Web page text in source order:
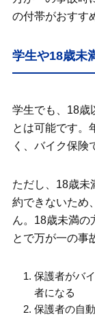
の付帯がおすす
学生や18歳未
学生でも、18歳
とは可能です。
く、バイク保険
ただし、18歳未
約できないため
ん。18歳未満の
とで万が一の事
保護者がバ
者になる
保護者の自